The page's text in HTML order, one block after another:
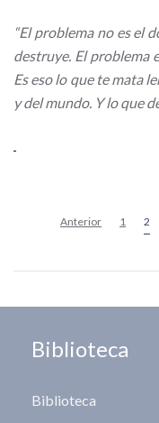
“El problema no es el
destruye. El problema
Es eso lo que te mata
y del mundo. Y lo que
Anterior 1 2
Biblioteca
Biblioteca